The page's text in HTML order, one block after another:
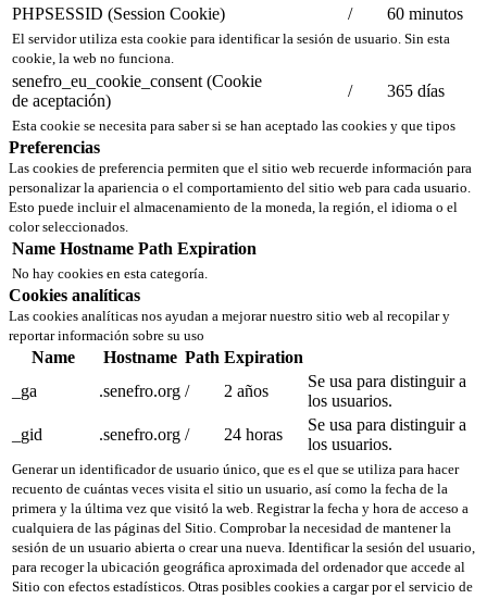
PHPSESSID (Session Cookie)
/ 60 minutos
El servidor utiliza esta cookie para identificar la sesión de usuario. Sin esta
cookie, la web no funciona.
senefro_eu_cookie_consent (Cookie
de aceptación)
/ 365 días
Esta cookie se necesita para saber si se han aceptado las cookies y que tipos
Preferencias
Las cookies de preferencia permiten que el sitio web recuerde información para
personalizar la apariencia o el comportamiento del sitio web para cada usuario.
Esto puede incluir el almacenamiento de la moneda, la región, el idioma o el
color seleccionados.
Name Hostname Path Expiration
No hay cookies en esta categoría.
Cookies analíticas
Las cookies analíticas nos ayudan a mejorar nuestro sitio web al recopilar y
reportar información sobre su uso
Name Hostname Path Expiration
_ga
.senefro.org / 2 años
Se usa para distinguir a
los usuarios.
_gid
.senefro.org / 24 horas
Se usa para distinguir a
los usuarios.
Generar un identificador de usuario único, que es el que se utiliza para hacer
recuento de cuántas veces visita el sitio un usuario, así como la fecha de la
primera y la última vez que visitó la web. Registrar la fecha y hora de acceso a
cualquiera de las páginas del Sitio. Comprobar la necesidad de mantener la
sesión de un usuario abierta o crear una nueva. Identificar la sesión del usuario,
para recoger la ubicación geográfica aproximada del ordenador que accede al
Sitio con efectos estadísticos. Otras posibles cookies a cargar por el servicio de